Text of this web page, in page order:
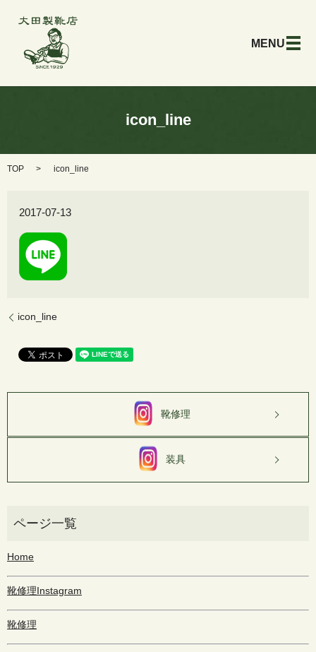
メ
icon_line
TOP icon_line
2017-07-13
icon_line
靴修理
装具
Home
靴修理Instagram
靴修理